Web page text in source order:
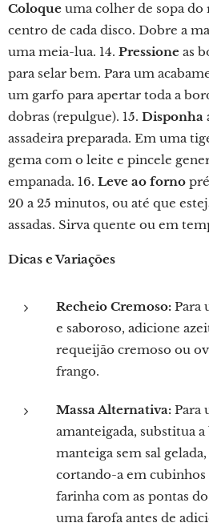
Coloque uma colher de sopa
centro de cada disco. Dobre a
uma meia-lua. 14. Pressione as
para selar bem. Para um
um garfo para apertar toda a
dobras (repulgue). 15. Disponha
assadeira preparada. Em uma
gema com o leite e pincele
empanada. 16. Leve ao forno
20 a 25 minutos, ou até que
assadas. Sirva quente ou em
Dicas e Variações
Recheio Cremoso: Para
e saboroso, adicione
requeijão cremoso ou
frango.
Massa Alternativa: Para
amanteigada, substitua
manteiga sem sal
cortando-a em
farinha com as pontas
uma farofa antes de